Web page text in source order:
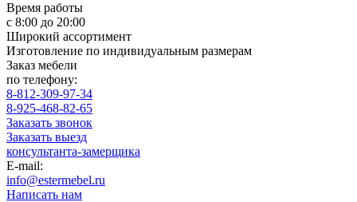
Время работы
с 8:00 до 20:00
Широкий ассортимент
Изготовление по индивидуальным размерам
Заказ мебели
по телефону:
8-812-309-97-34
8-925-468-82-65
Заказать звонок
Заказать выезд
консультанта-замерщика
E-mail:
info@estermebel.ru
Написать нам